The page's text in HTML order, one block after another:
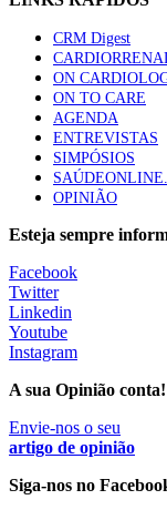
Quase
86
Trodelvy
mama
elegíveis
61
MAIS NOTÍCIAS
Quase 11.900 jovens
nutricionista no
7 Ago, 2026
ULS de Coimbra
apoio robótico em
7 Ago, 2026 0
CRM Digest
ON
ON TO CARE
AGENDA
ENTREVISTAS
SIMPÓSIOS
OPINIÃO
Esteja sempre
Facebook
Twitter
Linkedin
Youtube
Instagram
A sua Opinião conta!
Envie-nos o seu
artigo de opinião
Siga-nos no